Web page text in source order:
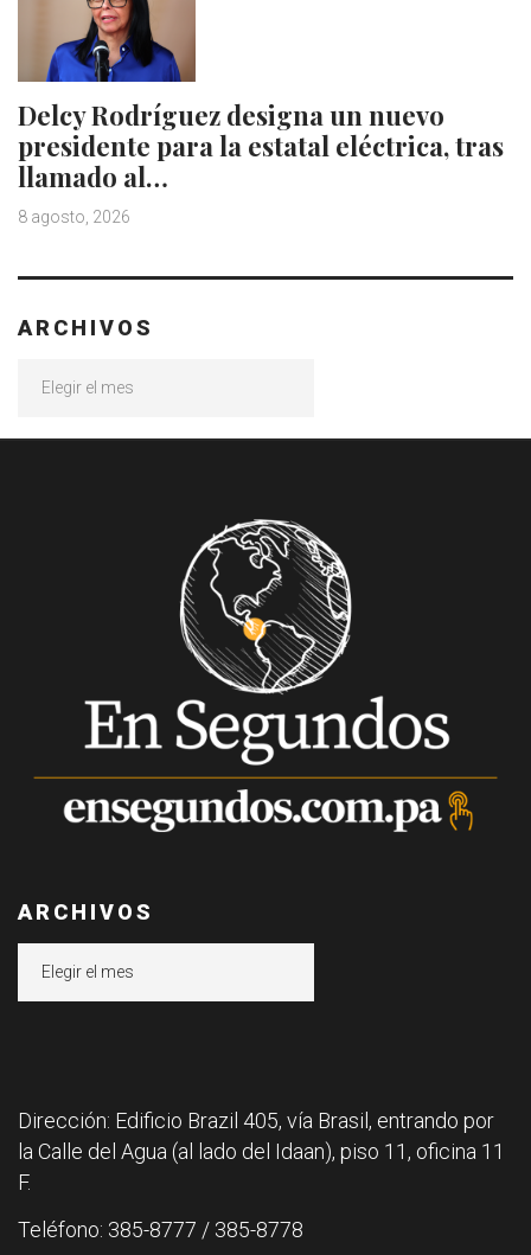
Delcy Rodríguez designa un nuevo
presidente para la estatal eléctrica, tras
llamado al…
8 agosto, 2026
ARCHIVOS
ARCHIVOS
Dirección: Edificio Brazil 405, vía Brasil, entrando por
la Calle del Agua (al lado del Idaan), piso 11, oficina 11
F.
Teléfono: 385-8777 / 385-8778